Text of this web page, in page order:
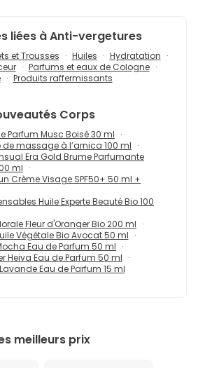
liées à Anti-vergetures
et Trousses Huiles
Hydratation
Parfums et eaux de Cologne
Produits raffermissants
Corps
Parfum Musc Boisé 30 ml
de massage à l’arnica 100 ml
Era Gold Brume Parfumante
ml
Crème Visage SPF50+ 50 ml +
Huile Experte Beauté Bio 100
Fleur d'Oranger Bio 200 ml
Végétale Bio Avocat 50 ml
Eau de Parfum 50 ml
Heiva Eau de Parfum 50 ml
Eau de Parfum 15 ml
meilleurs prix